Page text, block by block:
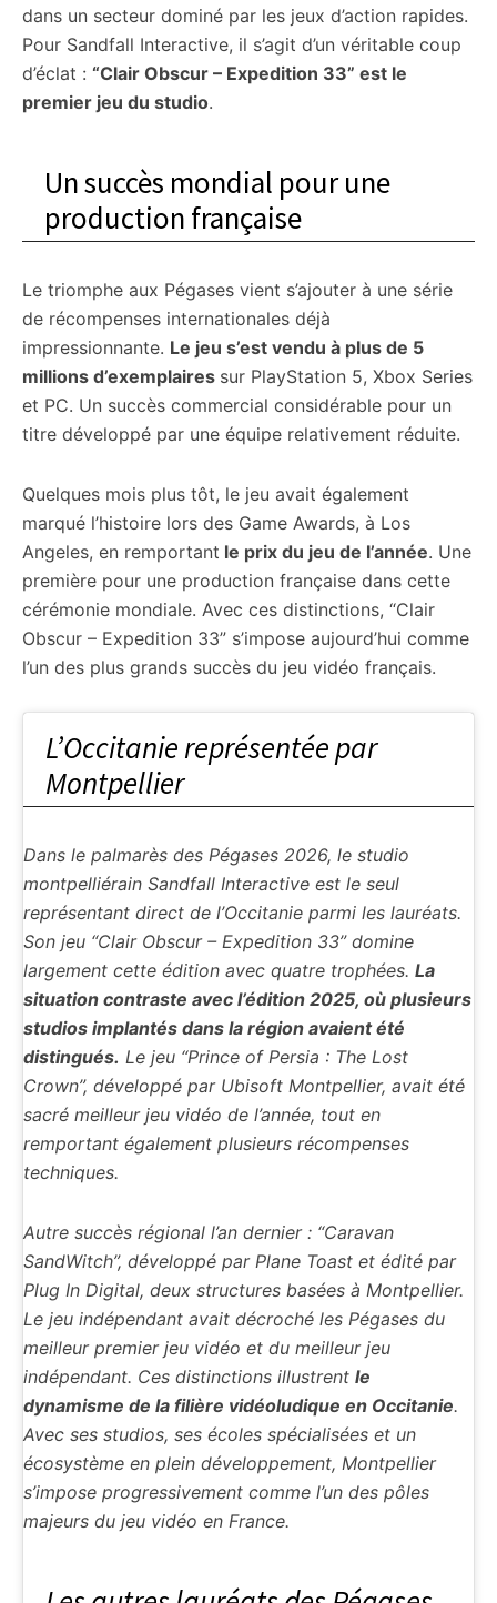
dans un secteur dominé par les jeux d’action rapides.
Pour Sandfall Interactive, il s’agit d’un véritable coup
d’éclat : “Clair Obscur – Expedition 33” est le
premier jeu du studio.
Un succès mondial pour une
production française
Le triomphe aux Pégases vient s’ajouter à une série
de récompenses internationales déjà
impressionnante. Le jeu s’est vendu à plus de 5
millions d’exemplaires sur PlayStation 5, Xbox Series
et PC. Un succès commercial considérable pour un
titre développé par une équipe relativement réduite.
Quelques mois plus tôt, le jeu avait également
marqué l’histoire lors des Game Awards, à Los
Angeles, en remportant le prix du jeu de l’année. Une
première pour une production française dans cette
cérémonie mondiale. Avec ces distinctions, “Clair
Obscur – Expedition 33” s’impose aujourd’hui comme
l’un des plus grands succès du jeu vidéo français.
L’Occitanie représentée par
Montpellier
Dans le palmarès des Pégases 2026, le studio
montpelliérain Sandfall Interactive est le seul
représentant direct de l’Occitanie parmi les lauréats.
Son jeu “Clair Obscur – Expedition 33” domine
largement cette édition avec quatre trophées. La
situation contraste avec l’édition 2025, où plusieurs
studios implantés dans la région avaient été
distingués. Le jeu “Prince of Persia : The Lost
Crown”, développé par Ubisoft Montpellier, avait été
sacré meilleur jeu vidéo de l’année, tout en
remportant également plusieurs récompenses
techniques.
Autre succès régional l’an dernier : “Caravan
SandWitch”, développé par Plane Toast et édité par
Plug In Digital, deux structures basées à Montpellier.
Le jeu indépendant avait décroché les Pégases du
meilleur premier jeu vidéo et du meilleur jeu
indépendant. Ces distinctions illustrent le
dynamisme de la filière vidéoludique en Occitanie.
Avec ses studios, ses écoles spécialisées et un
écosystème en plein développement, Montpellier
s’impose progressivement comme l’un des pôles
majeurs du jeu vidéo en France.